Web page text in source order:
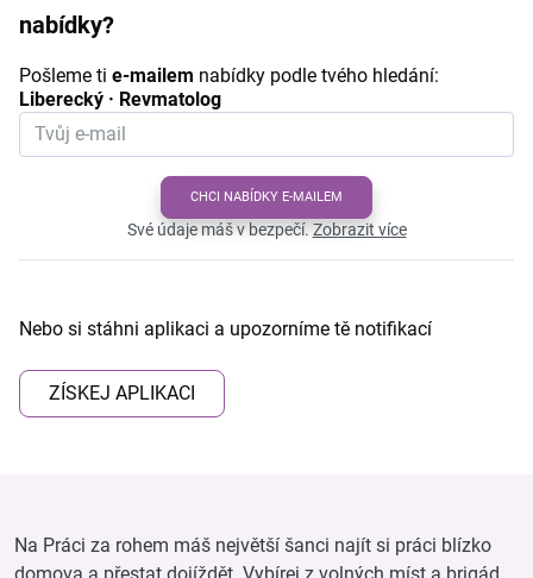
nabídky?
Pošleme ti e-mailem nabídky podle tvého hledání:
Liberecký · Revmatolog
CHCI NABÍDKY E-MAILEM
Své údaje máš v bezpečí.Zobrazit více
Nebo si stáhni aplikaci a upozorníme tě notifikací
ZÍSKEJ APLIKACI
Na Práci za rohem máš největší šanci najít si práci blízko
domova a přestat dojíždět. Vybírej z volných míst a brigád